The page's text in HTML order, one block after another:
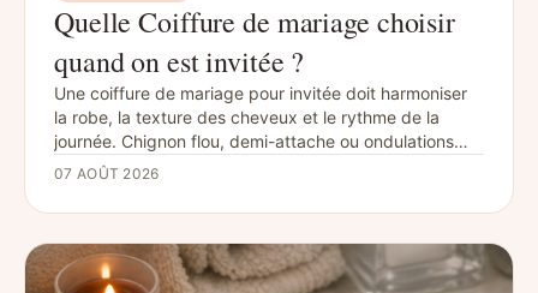
Quelle Coiffure de mariage choisir
quand on est invitée ?
Une coiffure de mariage pour invitée doit harmoniser
la robe, la texture des cheveux et le rythme de la
journée. Chignon flou, demi-attache ou ondulations
sont de bonnes options, à fixer selon la météo et à
07 AOÛT 2026